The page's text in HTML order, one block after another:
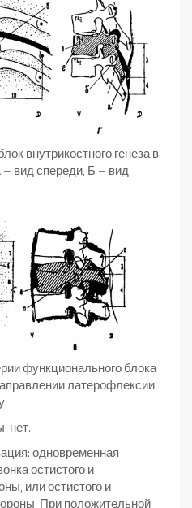
внутрикостного генеза в
– вид спереди, Б – вид
функционального блока
латерофлексии.
нет.
одновременная
остистого и
или остистого и
При положительной